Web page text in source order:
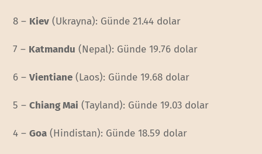
8 – Kiev (Ukrayna): Günde 21.44 dolar
7 – Katmandu (Nepal): Günde 19.76 dolar
6 –Vientiane (Laos): Günde 19.68 dolar
5 –Chiang Mai (Tayland): Günde 19.03 dolar
4 –Goa (Hindistan): Günde 18.59 dolar